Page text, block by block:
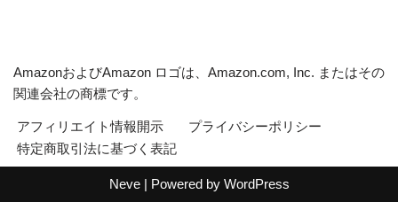
AmazonおよびAmazon ロゴは、Amazon.com, Inc. またはその
関連会社の商標です。
アフィリエイト情報開示
プライバシーポリシー
特定商取引法に基づく表記
Neve| Powered by WordPress